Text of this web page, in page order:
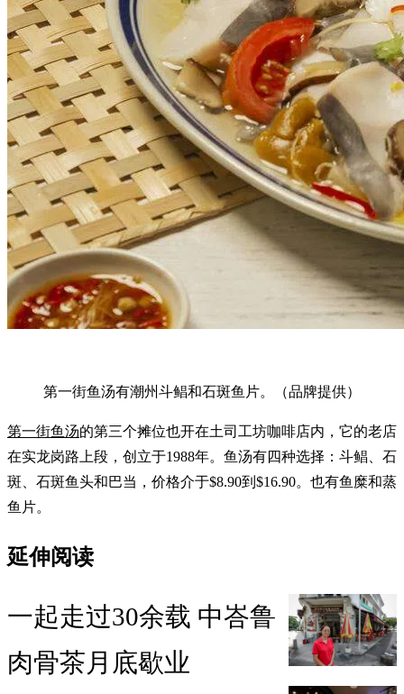
第一街鱼汤有潮州斗鲳和石斑鱼片。（品牌提供）
第一街鱼汤的第三个摊位也开在土司工坊咖啡店内，它的老店
在实龙岗路上段，创立于1988年。鱼汤有四种选择：斗鲳、石
斑、石斑鱼头和巴当，价格介于$8.90到$16.90。也有鱼糜和蒸
鱼片。
延伸阅读
一起走过30余载 中峇鲁
肉骨茶月底歇业